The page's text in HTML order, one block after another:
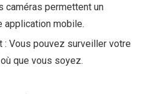
caméras permettent un
application mobile.
: Vous pouvez surveiller votre
que vous soyez.